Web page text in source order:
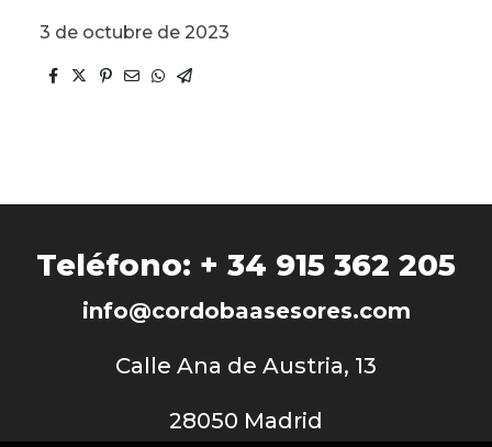
3 de octubre de 2023
Teléfono: + 34 915 362 205
info@cordobaasesores.com
Calle Ana de Austria, 13
28050 Madrid